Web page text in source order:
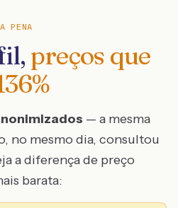
PENA
preços que
%
— a mesma
no mesmo dia, consultou
a diferença de preço
barata: